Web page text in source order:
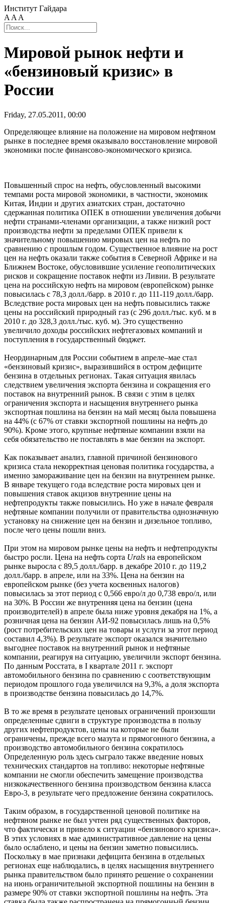
Институт Гайдара
A A A
Мировой рынок нефти и
«бензиновый кризис» в
России
Friday, 27.05.2011, 00:00
Определяющее влияние на положение на мировом нефтяном
рынке в последнее время оказывало восстановление мировой
экономики после финансово-экономического кризиса.
Повышенный спрос на нефть, обусловленный высокими
темпами роста мировой экономики, в частности, экономик
Китая, Индии и других азиатских стран, достаточно
сдержанная политика ОПЕК в отношении увеличения добычи
нефти странами-членами организации, а также низкий рост
производства нефти за пределами ОПЕК привели к
значительному повышению мировых цен на нефть по
сравнению с прошлым годом. Существенное влияние на рост
цен на нефть оказали также события в Северной Африке и на
Ближнем Востоке, обусловившие усиление геополитических
рисков и сокращение поставок нефти из Ливии. В результате
цена на российскую нефть на мировом (европейском) рынке
повысилась с 78,3 долл./барр. в 2010 г. до 111-119 долл./барр.
Вследствие роста мировых цен на нефть повысились также
цены на российский природный газ (с 296 долл./тыс. куб. м в
2010 г. до 328,3 долл./тыс. куб. м). Это существенно
увеличило доходы российских нефтегазовых компаний и
поступления в государственный бюджет.
Неординарным для России событием в апреле–мае стал
«бензиновый кризис», выразившийся в остром дефиците
бензина в отдельных регионах. Такая ситуация явилась
следствием увеличения экспорта бензина и сокращения его
поставок на внутренний рынок. В связи с этим в целях
ограничения экспорта и насыщения внутреннего рынка
экспортная пошлина на бензин на май месяц была повышена
на 44% (с 67% от ставки экспортной пошлины на нефть до
90%). Кроме этого, крупные нефтяные компании взяли на
себя обязательство не поставлять в мае бензин на экспорт.
Как показывает анализ, главной причиной бензинового
кризиса стала некорректная ценовая политика государства, а
именно замораживание цен на бензин на внутреннем рынке.
В январе текущего года вследствие роста мировых цен и
повышения ставок акцизов внутренние цены на
нефтепродукты также повысились. Но уже в начале февраля
нефтяные компании получили от правительства однозначную
установку на снижение цен на бензин и дизельное топливо,
после чего цены пошли вниз.
При этом на мировом рынке цены на нефть и нефтепродукты
быстро росли. Цена на нефть сорта Urals на европейском
рынке выросла с 89,5 долл./барр. в декабре 2010 г. до 119,2
долл./барр. в апреле, или на 33%. Цена на бензин на
европейском рынке (без учета косвенных налогов)
повысилась за этот период с 0,566 евро/л до 0,738 евро/л, или
на 30%. В России же внутренняя цена на бензин (цена
производителей) в апреле была ниже уровня декабря на 1%, а
розничная цена на бензин АИ-92 повысилась лишь на 0,5%
(рост потребительских цен на товары и услуги за этот период
составил 4,3%). В результате экспорт оказался значительно
выгоднее поставок на внутренний рынок и нефтяные
компании, реагируя на ситуацию, увеличили экспорт бензина.
По данным Росстата, в I квартале 2011 г. экспорт
автомобильного бензина по сравнению с соответствующим
периодом прошлого года увеличился на 9,3%, а доля экспорта
в производстве бензина повысилась до 14,7%.
В то же время в результате ценовых ограничений произошли
определенные сдвиги в структуре производства в пользу
других нефтепродуктов, цены на которые не были
ограничены, прежде всего мазута и прямогонного бензина, а
производство автомобильного бензина сократилось
Определенную роль здесь сыграло также введение новых
технических стандартов на топливо: некоторые нефтяные
компании не смогли обеспечить замещение производства
низкокачественного бензина производством бензина класса
Евро-3, в результате чего предложение бензина сократилось.
Таким образом, в государственной ценовой политике на
нефтяном рынке не был учтен ряд существенных факторов,
что фактически и привело к ситуации «бензинового кризиса».
В этих условиях в мае административное давление на цены
было ослаблено, и цены на бензин заметно повысились.
Поскольку в мае признаки дефицита бензина в отдельных
регионах еще наблюдались, в целях насыщения внутреннего
рынка правительством было принято решение о сохранении
на июнь ограничительной экспортной пошлины на бензин в
размере 90% от ставки экспортной пошлины на нефть. Эта